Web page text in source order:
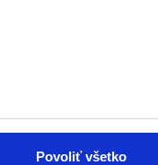
Povoliť všetko
7 × 5 × 2 cm